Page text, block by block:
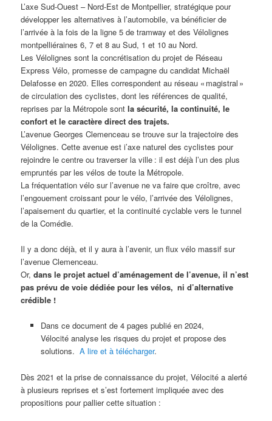
L’axe Sud-Ouest – Nord-Est de Montpellier, stratégique pour
développer les alternatives à l’automobile, va bénéficier de
l’arrivée à la fois de la ligne 5 de tramway et des Vélolignes
montpelliéraines 6, 7 et 8 au Sud, 1 et 10 au Nord.
Les Vélolignes sont la concrétisation du projet de Réseau
Express Vélo, promesse de campagne du candidat Michaël
Delafosse en 2020. Elles correspondent au réseau « magistral »
de circulation des cyclistes, dont les références de qualité,
reprises par la Métropole sontla sécurité, la continuité, le
confort et le caractère direct des trajets.
L’avenue Georges Clemenceau se trouve sur la trajectoire des
Vélolignes. Cette avenue est i’axe naturel des cyclistes pour
rejoindre le centre ou traverser la ville : il est déjà l’un des plus
empruntés par les vélos de toute la Métropole.
La fréquentation vélo sur l’avenue ne va faire que croître, avec
l’engouement croissant pour le vélo, l’arrivée des Vélolignes,
l’apaisement du quartier, et la continuité cyclable vers le tunnel
de la Comédie.
Il y a donc déjà, et il y aura à l’avenir, un flux vélo massif sur
l’avenue Clemenceau.
Or,dans le projet actuel d’aménagement de l’avenue, il n’est
pas prévu de voie dédiée pour les vélos, ni d’alternative
crédible !
Dans ce document de 4 pages publié en 2024,
Vélocité analyse les risques du projet et propose des
solutions. A lire et à télécharger.
Dès 2021 et la prise de connaissance du projet, Vélocité a alerté
à plusieurs reprises et s’est fortement impliquée avec des
propositions pour pallier cette situation :